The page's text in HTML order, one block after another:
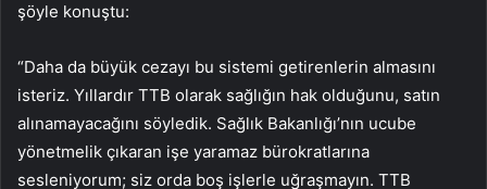
şöyle konuştu:
“Daha da büyük cezayı bu sistemi getirenlerin almasını
isteriz. Yıllardır TTB olarak sağlığın hak olduğunu, satın
alınamayacağını söyledik. Sağlık Bakanlığı’nın ucube
yönetmelik çıkaran işe yaramaz bürokratlarına
sesleniyorum; siz orda boş işlerle uğraşmayın. TTB